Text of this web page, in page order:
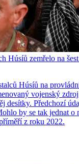
Húsíů zemřelo na
Húsíů na
vojenský zdroj
desítky. Předchozí
by se tak jednat o
z roku 2022.